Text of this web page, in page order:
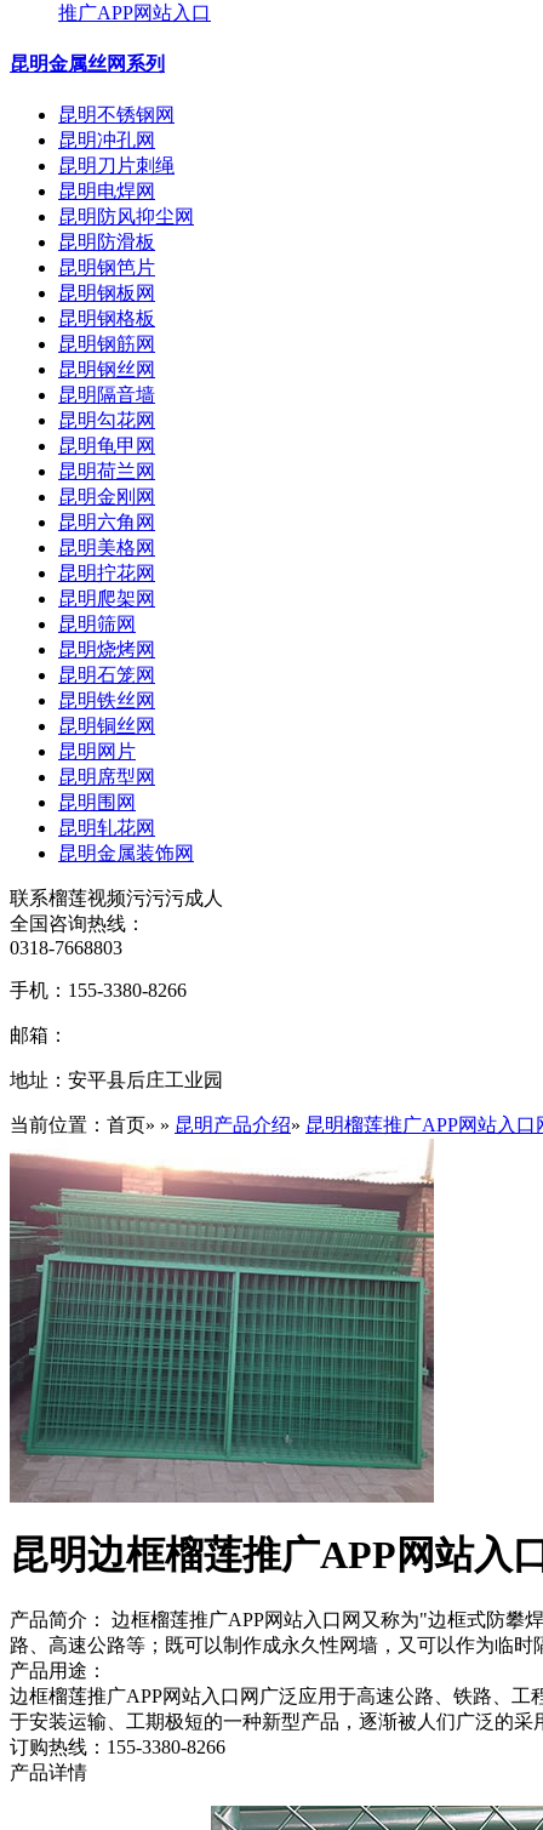
推广APP网站入口
昆明金属丝网系列
昆明不锈钢网
昆明冲孔网
昆明刀片刺绳
昆明电焊网
昆明防风抑尘网
昆明防滑板
昆明钢笆片
昆明钢板网
昆明钢格板
昆明钢筋网
昆明钢丝网
昆明隔音墙
昆明勾花网
昆明龟甲网
昆明荷兰网
昆明金刚网
昆明六角网
昆明美格网
昆明拧花网
昆明爬架网
昆明筛网
昆明烧烤网
昆明石笼网
昆明铁丝网
昆明铜丝网
昆明网片
昆明席型网
昆明围网
昆明轧花网
昆明金属装饰网
联系榴莲视频污污污成人
全国咨询热线：
0318-7668803
手机： 155-3380-8266
邮箱：
地址： 安平县后庄工业园
当前位置：首页» » 昆明产品介绍» 昆明榴莲推广APP网站入口
昆明边框榴莲推广APP网站入
产品简介： 边框榴莲推广APP网站入口网又称为"边框式防攀焊接
路、高速公路等；既可以制作成永久性网墙，又可以作为临
产品用途：
边框榴莲推广APP网站入口网广泛应用于高速公路、铁路、工
于安装运输、工期极短的一种新型产品，逐渐被人们广泛的采用
订购热线： 155-3380-8266
产品详情